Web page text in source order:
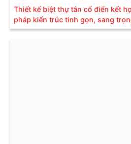
Thiết kế biệt thự tân cổ điển kết
pháp kiến trúc tinh gọn, sang